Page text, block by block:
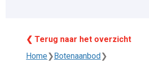
❮ Terug naar het overzicht
Home❯Botenaanbod❯